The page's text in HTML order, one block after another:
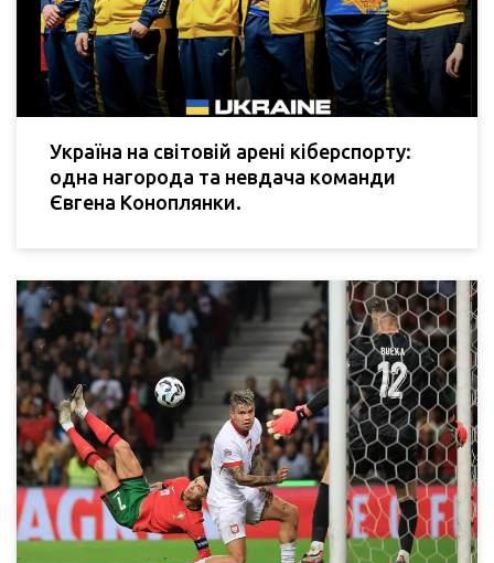
Україна на світовій арені кіберспорту:
одна нагорода та невдача команди
Євгена Коноплянки.